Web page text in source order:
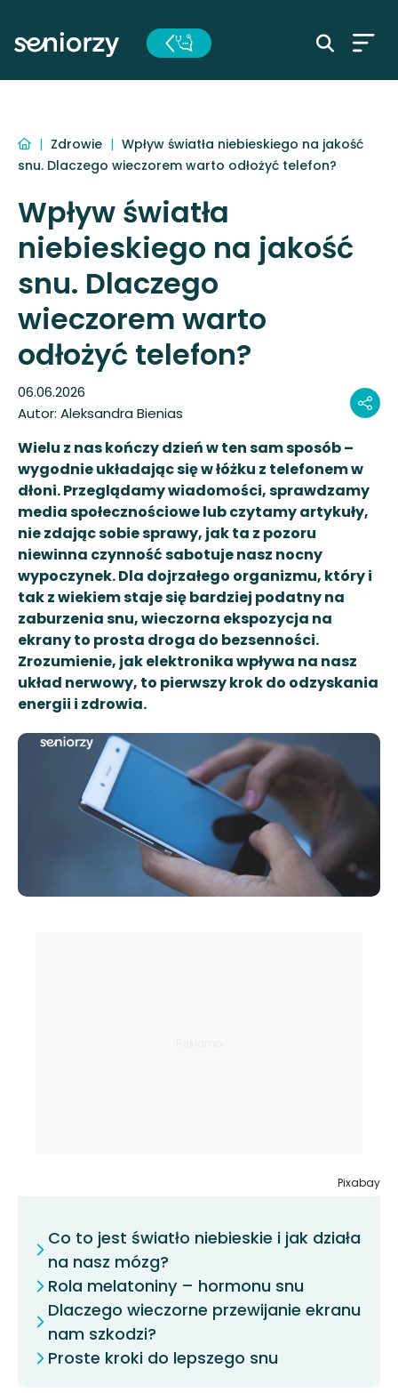
| Zdrowie | Wpływ światła niebieskiego na jakość
snu. Dlaczego wieczorem warto odłożyć telefon?
Wpływ światła
niebieskiego na jakość
snu. Dlaczego
wieczorem warto
odłożyć telefon?
Wielu z nas kończy dzień w ten sam sposób –
wygodnie układając się w łóżku z telefonem w
dłoni. Przeglądamy wiadomości, sprawdzamy
media społecznościowe lub czytamy artykuły,
nie zdając sobie sprawy, jak ta z pozoru
niewinna czynność sabotuje nasz nocny
wypoczynek. Dla dojrzałego organizmu, który i
tak z wiekiem staje się bardziej podatny na
zaburzenia snu, wieczorna ekspozycja na
ekrany to prosta droga do bezsenności.
Zrozumienie, jak elektronika wpływa na nasz
układ nerwowy, to pierwszy krok do odzyskania
energii i zdrowia.
06.06.2026
Autor: Aleksandra Bienias
Pixabay
Co to jest światło niebieskie i jak działa
na nasz mózg?
Rola melatoniny – hormonu snu
Dlaczego wieczorne przewijanie ekranu
nam szkodzi?
Proste kroki do lepszego snu